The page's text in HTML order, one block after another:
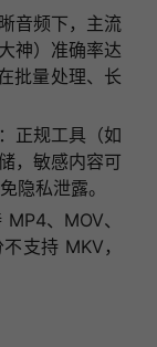
音频下，主流
神）准确率达
批量处理、长
正规工具（如
，敏感内容可
隐私泄露。
、MOV、
支持 MKV，